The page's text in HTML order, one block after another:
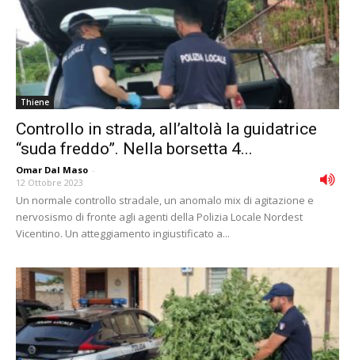
Thiene
Controllo in strada, all’altolà la guidatrice
“suda freddo”. Nella borsetta 4...
Omar Dal Maso -
12 Ottobre 2023
Un normale controllo stradale, un anomalo mix di agitazione e
nervosismo di fronte agli agenti della Polizia Locale Nordest
Vicentino. Un atteggiamento ingiustificato a...